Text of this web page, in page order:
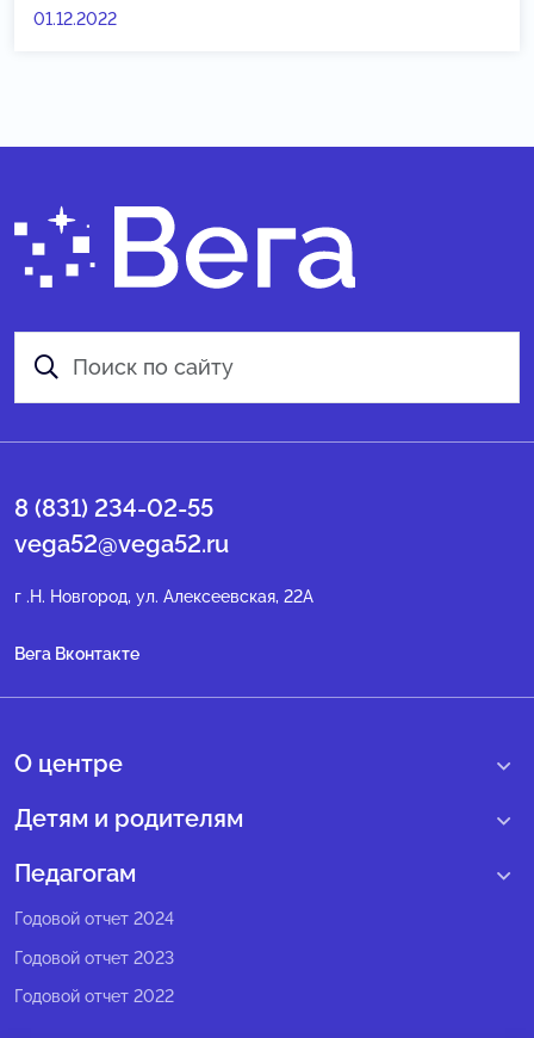
01.12.2022
8 (831) 234-02-55
vega52@vega52.ru
г .Н. Новгород, ул. Алексеевская, 22А
Вега Вконтакте
О центре
О нас
Структура регионального центра
Педагогический состав
Попечительский совет
Экспертный совет
Детям и родителям
Учебные интенсивные сборы
Педагогам
Программы Веги
Программы Сириус
Методические рекомендации
Годовой отчет 2024
Годовой отчет 2023
Годовой отчет 2022